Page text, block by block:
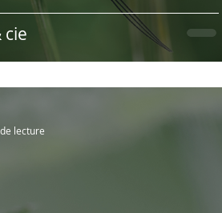
cie
lecture